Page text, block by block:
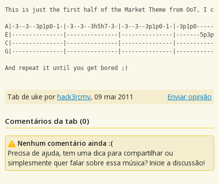
This is just the first half of the Market Theme from OoT, I
A|-3--3--3p1p0-1-|-3--3--3h5h7-3-|-3--3--3p1p0-1-|-
E|---------------|---------------|---------------|-------
C|---------------|---------------|---------------
G|---------------|---------------|---------------
And repeat it until you get bored ;)
Tab de uke por hack3rcmv, 09 mai 2011 Enviar opinião
Comentários da tab (0)
Nenhum comentário ainda :(
Precisa de ajuda, tem uma dica para compartilhar ou
simplesmente quer falar sobre essa música? Inicie a discussão!